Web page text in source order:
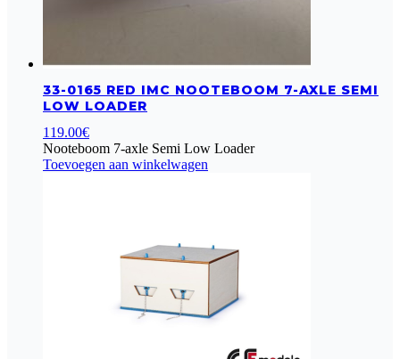
33-0165 RED IMC NOOTEBOOM 7-AXLE SEMI
LOW LOADER
119.00€
Nooteboom 7-axle Semi Low Loader
Toevoegen aan winkelwagen